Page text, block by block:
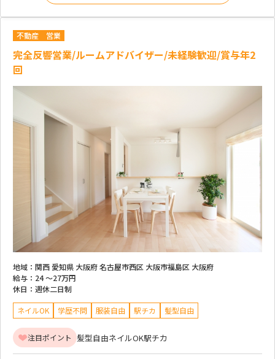
不動産 営業
完全反響営業/ルームアドバイザー/未経験歓迎/賞与年2
回
地域： 関西 愛知県 大阪府 名古屋市西区 大阪市福島区 大阪府
給与： 24 ～27万円
休日： 週休二日制
ネイルOK 学歴不問 服装自由 駅チカ 髪型自由
注目ポイント 髪型自由ネイルOK駅チカ